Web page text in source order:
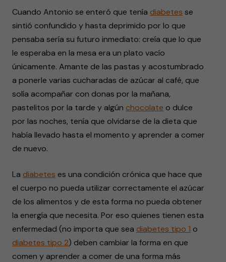
Cuando Antonio se enteró que tenía diabetes se
sintió confundido y hasta deprimido por lo que
pensaba sería su futuro inmediato: creía que lo que
le esperaba en la mesa era un plato vacío
únicamente. Amante de las pastas y acostumbrado
a ponerle varias cucharadas de azúcar al café, que
solía acompañar con donas por la mañana,
pastelitos por la tarde y algún chocolate o dulce
por las noches, tenía que olvidarse de la dieta que
había llevado hasta el momento y aprender a comer
de nuevo.
La diabetes es una condición crónica que hace que
el cuerpo no pueda utilizar correctamente el azúcar
de los alimentos y de esta forma no pueda obtener
la energía que necesita. Por eso quienes tienen esta
enfermedad (no importa que sea diabetes tipo 1 o
diabetes tipo 2) deben cambiar la forma en que
comen y aprender a comer de una forma más